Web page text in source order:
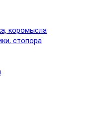
коромысла
стопора